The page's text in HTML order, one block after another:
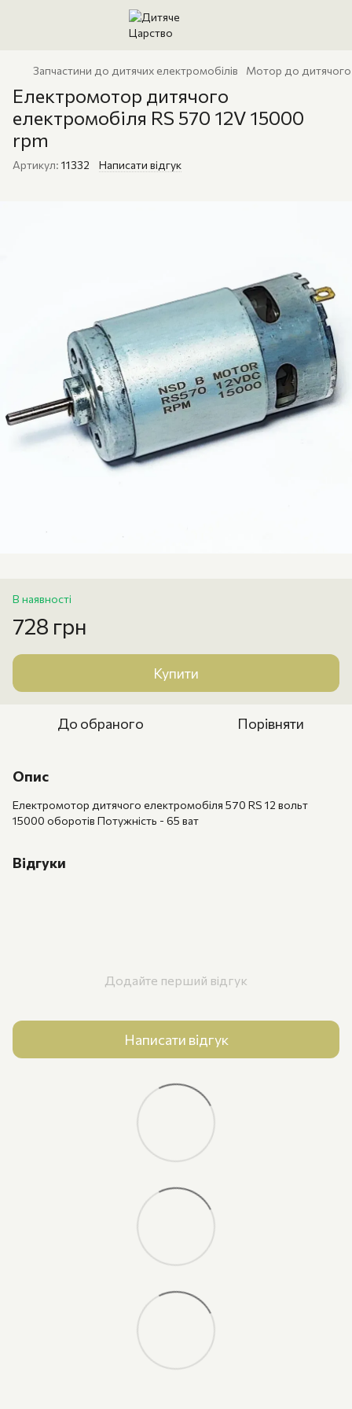
Запчастини до дитячих електромобілів Мотор до дитячого
Електромотор дитячого
електромобіля RS 570 12V 15000
rpm
Артикул: 11332 Написати відгук
В наявності
728 грн
Купити
До обраного Порівняти
Опис
Електромотор дитячого електромобіля 570 RS 12 вольт
15000 оборотів Потужність - 65 ват
Відгуки
Додайте перший відгук
Написати відгук